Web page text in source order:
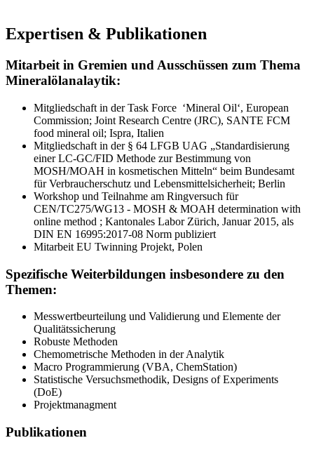
Expertisen & Publikationen
Mitarbeit in Gremien und Ausschüssen zum Thema
Mineralölanalaytik:
Mitgliedschaft in der Task Force ‘Mineral Oil‘, European
Commission; Joint Research Centre (JRC), SANTE FCM
food mineral oil; Ispra, Italien
Mitgliedschaft in der § 64 LFGB UAG „Standardisierung
einer LC-GC/FID Methode zur Bestimmung von
MOSH/MOAH in kosmetischen Mitteln“ beim Bundesamt
für Verbraucherschutz und Lebensmittelsicherheit; Berlin
Workshop und Teilnahme am Ringversuch für
CEN/TC275/WG13 - MOSH & MOAH determination with
online method ; Kantonales Labor Zürich, Januar 2015, als
DIN EN 16995:2017-08 Norm publiziert
Mitarbeit EU Twinning Projekt, Polen
Spezifische Weiterbildungen insbesondere zu den
Themen:
Messwertbeurteilung und Validierung und Elemente der
Qualitätssicherung
Robuste Methoden
Chemometrische Methoden in der Analytik
Macro Programmierung (VBA, ChemStation)
Statistische Versuchsmethodik, Designs of Experiments
(DoE)
Projektmanagment
Publikationen